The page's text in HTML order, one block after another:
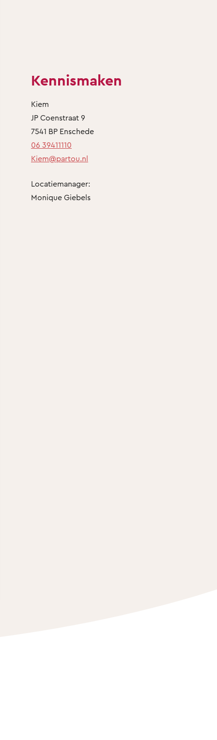
Kennismaken
Kiem
JP Coenstraat 9
7541 BP Enschede
06 39411110
Kiem@partou.nl
Locatiemanager:
Monique Giebels